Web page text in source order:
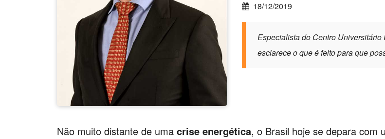
18/12/2019
Especialista do Centro
esclarece o que é feito para que
Não muito distante de uma crise energética, o Brasil hoje se depara com